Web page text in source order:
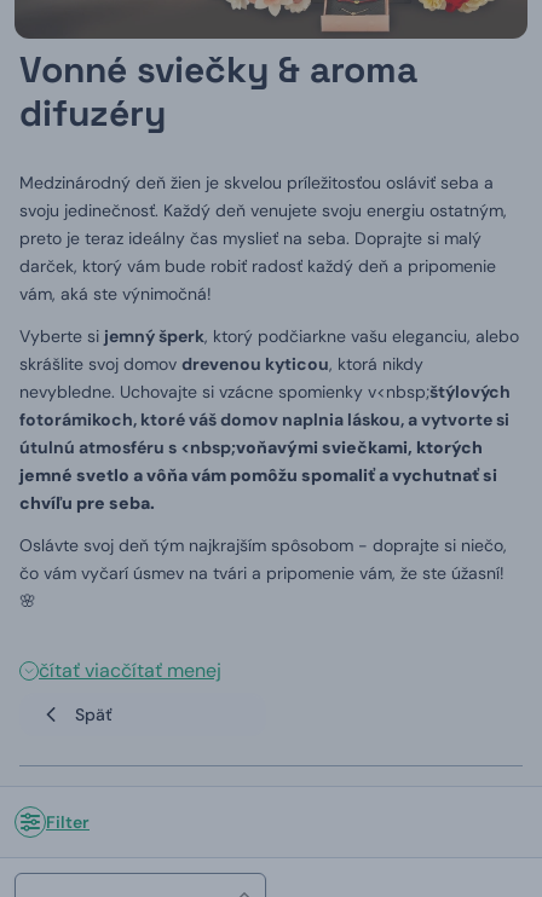
Vonné sviečky & aroma
difuzéry
Medzinárodný deň žien je skvelou príležitosťou osláviť seba a
svoju jedinečnosť. Každý deň venujete svoju energiu ostatným,
preto je teraz ideálny čas myslieť na seba. Doprajte si malý
darček, ktorý vám bude robiť radosť každý deň a pripomenie
vám, aká ste výnimočná!
Vyberte si jemný šperk, ktorý podčiarkne vašu eleganciu, alebo
skrášlite svoj domov drevenou kyticou, ktorá nikdy
nevybledne. Uchovajte si vzácne spomienky v<nbsp;štýlových
fotorámikoch, ktoré váš domov naplnia láskou, a vytvorte si
útulnú atmosféru s <nbsp;voňavými sviečkami, ktorých
jemné svetlo a vôňa vám pomôžu spomaliť a vychutnať si
chvíľu pre seba.
Oslávte svoj deň tým najkrajším spôsobom - doprajte si niečo,
čo vám vyčarí úsmev na tvári a pripomenie vám, že ste úžasní!
🌸
čítať viacčítať menej
Späť
Filter